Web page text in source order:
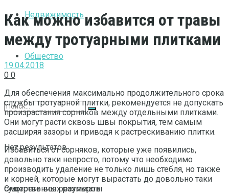
Недвижимость
Общество
Нет результатов
Смотреть все результаты
Как можно избавится от травы
между тротуарными плитками
19.04.2018
0 0
Для обеспечения максимально продолжительного срока
службы тротуарной плитки, рекомендуется не допускать
произрастания сорняков между отдельными плитками.
Они могут расти сквозь швы покрытия, тем самым
расширяя зазоры и приводя к растрескиванию плитки.
Избавиться от сорняков, которые уже появились,
довольно таки непросто, потому что необходимо
производить удаление не только лишь стебля, но также
и корней, которые могут вырастать до довольно таки
существенных размеров.